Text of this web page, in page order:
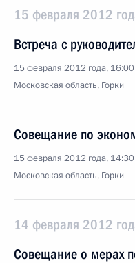
15 февраля 2012
Встреча с
15 февраля 2012 года, 16:00
Московская область, Горки
Совещание по
15 февраля 2012 года, 14:30
Московская область, Горки
14 февраля 2012
Совещание о мерах